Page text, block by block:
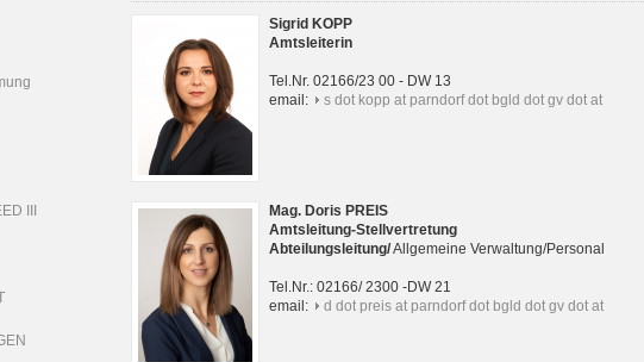
III
Sigrid KOPP
Amtsleiterin
Tel.Nr. 02166/23 00 - DW 13
email:
s dot kopp at parndorf dot bgld dot gv dot at
Mag. Doris PREIS
Amtsleitung-Stellvertretung
Abteilungsleitung/Allgemeine Verwaltung/Personal
Tel.Nr.: 02166/ 2300 -DW 21
email:
d dot preis at parndorf dot bgld dot gv dot at